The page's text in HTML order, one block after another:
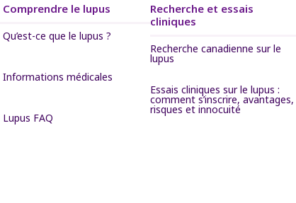
Comprendre le lupus
Qu’est-ce que le lupus ?
Informations médicales
Lupus FAQ
Recherche et essais
cliniques
Recherche canadienne sur le
lupus
Essais cliniques sur le lupus :
comment s’inscrire, avantages,
risques et innocuité